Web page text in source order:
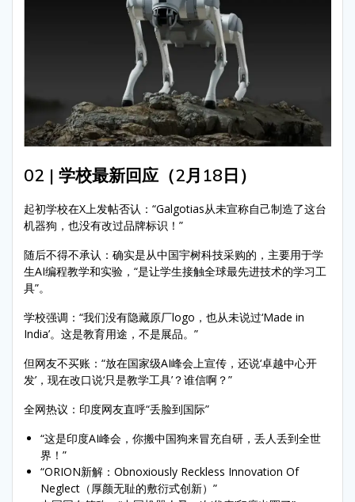
02 | 学校最新回应（2月18日）
起初学校在X上发帖否认：“Galgotias从未宣称自己制造了这台
机器狗，也没有改过品牌标识！”
随后不得不承认：确实是从中国宇树科技采购的，主要用于学
生AI编程教学和实验，“是让学生接触全球最先进技术的学习工
具”。
学校强调：“我们没有隐藏原厂logo，也从未说过‘Made in
India’。这是教育用途，不是展品。”
但网友不买账：“放在国家级AI峰会上宣传，还说‘卓越中心开
发’，现在改口说‘只是教学工具’？谁信啊？”
全网热议：印度网友直呼“丢脸到国际”
“这是印度AI峰会，你搬中国狗来冒充自研，丢人丢到全世
界！”
“ORION新解：Obnoxiously Reckless Innovation Of
Neglect（厚颜无耻的敷衍式创新）”